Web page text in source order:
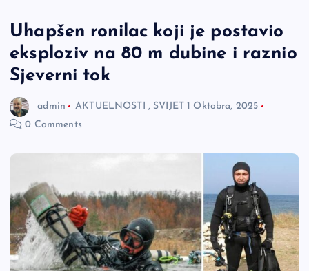
Uhapšen ronilac koji je postavio
eksploziv na 80 m dubine i raznio
Sjeverni tok
admin AKTUELNOSTI , SVIJET 1 Oktobra, 2025
0 Comments